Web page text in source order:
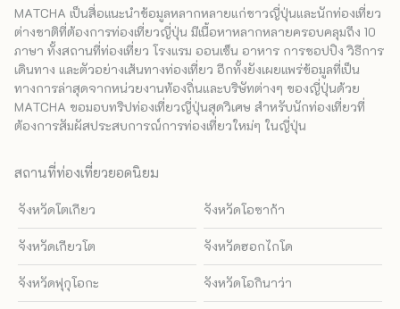
MATCHA เป็นสื่อแนะนำข้อมูลหลากหลายแก่ชาวญี่ปุ่นและนักท่องเที่ยว
ต่างชาติที่ต้องการท่องเที่ยวญี่ปุ่น มีเนื้อหาหลากหลายครอบคลุมถึง 10
ภาษา ทั้งสถานที่ท่องเที่ยว โรงแรม ออนเซ็น อาหาร การชอปปิง วิธีการ
เดินทาง และตัวอย่างเส้นทางท่องเที่ยว อีกทั้งยังเผยแพร่ข้อมูลที่เป็น
ทางการล่าสุดจากหน่วยงานท้องถิ่นและบริษัทต่างๆ ของญี่ปุ่นด้วย
MATCHA ขอมอบทริปท่องเที่ยวญี่ปุ่นสุดวิเศษ สำหรับนักท่องเที่ยวที่
ต้องการสัมผัสประสบการณ์การท่องเที่ยวใหม่ๆ ในญี่ปุ่น
สถานที่ท่องเที่ยวยอดนิยม
จังหวัดโตเกียว จังหวัดโอซาก้า
จังหวัดเกียวโต จังหวัดฮอกไกโด
จังหวัดฟุกุโอกะ จังหวัดโอกินาว่า